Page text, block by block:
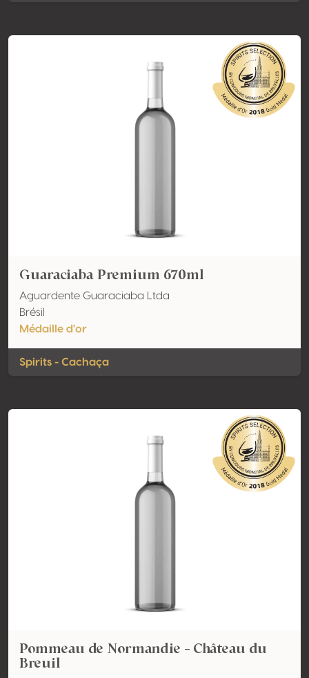
Guaraciaba Premium 670ml
Aguardente Guaraciaba Ltda
Brésil
Médaille d'or
Spirits - Cachaça
Pommeau de Normandie - Château du
Breuil